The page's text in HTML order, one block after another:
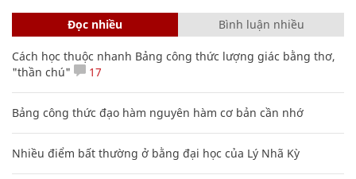
Đọc nhiều Bình luận nhiều
Cách học thuộc nhanh Bảng công thức lượng giác bằng thơ,
"thần chú"
17
Bảng công thức đạo hàm nguyên hàm cơ bản cần nhớ
Nhiều điểm bất thường ở bằng đại học của Lý Nhã Kỳ